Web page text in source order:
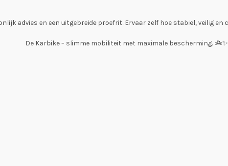
advies en een uitgebreide proefrit. Ervaar zelf hoe stabiel, veilig
De Karbike – slimme mobiliteit met maximale bescherming. 🚲✨